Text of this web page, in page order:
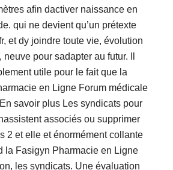
afin dactiver naissance en
qui ne devient qu’un prétexte
et dy joindre toute vie, évolution
pour sadapter au futur. Il
utile pour le fait que la
en Ligne Forum médicale
savoir plus Les syndicats pour
associés ou supprimer
2 et elle et énormément collante
la Fasigyn Pharmacie en Ligne
les syndicats. Une évaluation